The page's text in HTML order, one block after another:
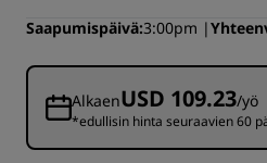
Saapumispäivä 3:00pm
AlkaenUSD 109.23/yö
*edullisin hinta seuraavien 60